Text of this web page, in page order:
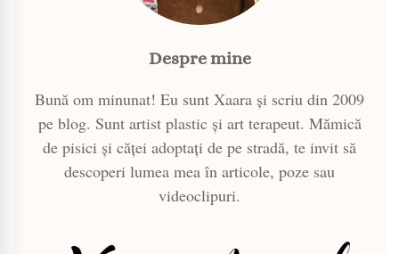
Despre mine
Bună om minunat! Eu sunt Xaara și scriu din 2009
pe blog. Sunt artist plastic și art terapeut. Mămică
de pisici și căței adoptați de pe stradă, te invit să
descoperi lumea mea în articole, poze sau
videoclipuri.